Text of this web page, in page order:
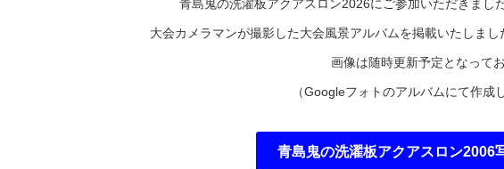
青島鬼の洗濯板アクアスロン2026にご参加いただきまし
大会カメラマンが撮影した大会風景アルバムを掲載いたしまし
画像は随時更新予定となってお
（Googleフォトのアルバムにて作成
青島鬼の洗濯板アクアスロン2006